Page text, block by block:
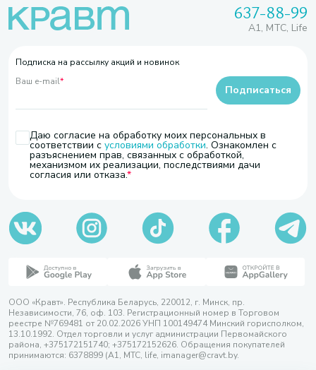
637-88-99
A1, МТС, Life
Подписка на рассылку акций и новинок
Ваш e-mail*
Даю согласие на обработку моих персональных в
соответствии с условиями обработки. Ознакомлен с
разъяснением прав, связанных с обработкой,
механизмом их реализации, последствиями дачи
согласия или отказа.
Подписаться
ООО «Кравт». Республика Беларусь, 220012, г. Минск, пр.
Независимости, 76, оф. 103. Регистрационный номер в Торговом
реестре №769481 от 20.02.2026 УНП 100149474 Минский горисполком,
13.10.1992. Отдел торговли и услуг администрации Первомайского
района, +375172151740; +375172152626. Обращения покупателей
принимаются: 6378899 (А1, МТС, life, imanager@cravt.by.